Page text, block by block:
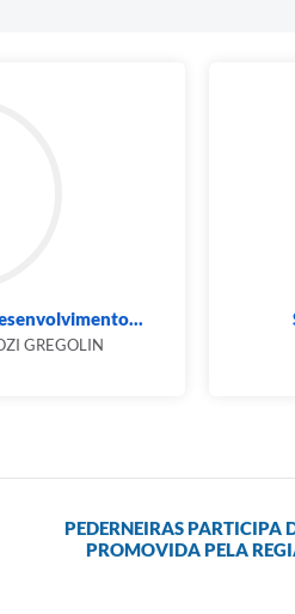
GREGOLIN
PEDERNEIRAS PARTICIPA
PROMOVIDA PELA